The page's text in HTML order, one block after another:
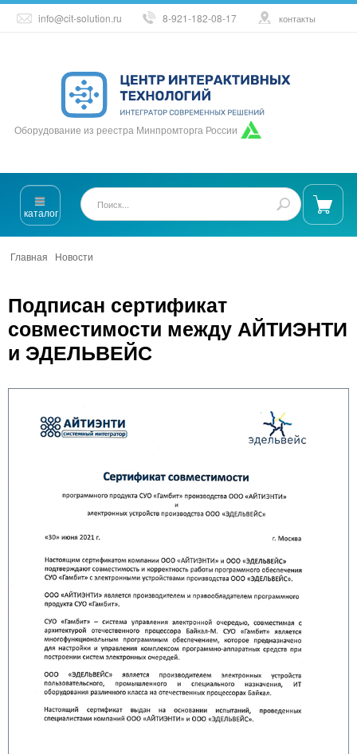
info@cit-solution.ru 8-921-182-08-17 контакты
Оборудование из реестра Минпромторга России
каталог
Главная Новости
Подписан сертификат
совместимости между АЙТИЭНТИ
и ЭДЕЛЬВЕЙС